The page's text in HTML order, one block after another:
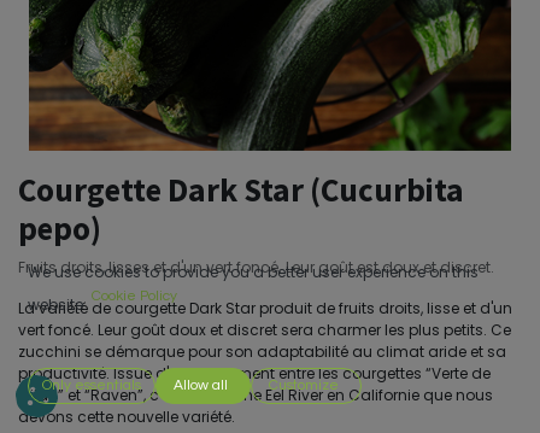
Courgette Dark Star (Cucurbita
pepo)
Fruits droits, lisses et d'un vert foncé. Leur goût est doux et discret.
La variété de courgette Dark Star produit de fruits droits, lisse et d'un
vert foncé. Leur goût doux et discret sera charmer les plus petits. Ce
zucchini se démarque pour son adaptabilité au climat aride et sa
productivité. Issue d'un croisement entre les courgettes “Verte de
Milan” et “Raven”, c'est à la ferme Eel River en Californie que nous
devons cette nouvelle variété.
We use cookies to provide you a better user experience on this
website. Cookie Policy
Only essentials Allow all Customize